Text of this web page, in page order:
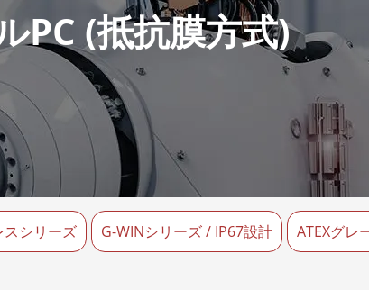
エッジAIパネルPC
More
ヘルスケアグレード
ヘルスケア堅牢タブレット
ヘルスケアパネルPC
ヘルスケアディスプレイ
マリング
船舶用ディ
船舶用組込
ンピュ
AI コンピュータ
エッジ AI モビリティ
エッジ AIパネルPC
エッジ AI コンピューティング
ステン
ステンレス
ステンレス
スマート充電ステーション
PC (抵抗膜方式)
スシリーズ G-WINシリーズ / IP67設計 ATEXグレ